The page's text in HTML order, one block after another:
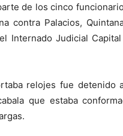
de los cinco
contra Palacios,
Internado Judicial
relojes fue detenido
que estaba